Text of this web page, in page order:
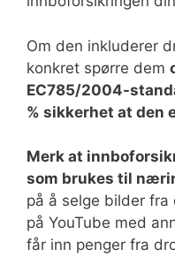
Om den inkluderer
konkret spørre dem
EC785/2004-
% sikkerhet at den
Merk at
som brukes til
på å selge bilder fra
på YouTube med
får inn penger fra